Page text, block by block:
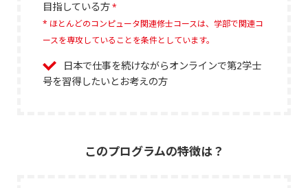
目指している方 *
* ほとんどのコンピュータ関連修士コースは、学部で関連コ
ースを専攻していることを条件としています。
日本で仕事を続けながらオンラインで第2学士
号を習得したいとお考えの方
このプログラムの特徴は？